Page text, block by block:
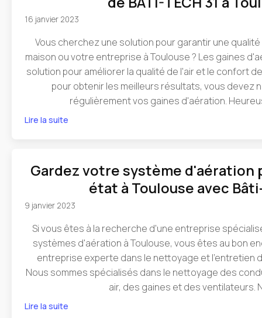
16 janvier 2023
Vous cherchez une solution pour garantir une
maison ou votre entreprise à Toulouse ? Les gaines
solution pour améliorer la qualité de l'air et le confort
pour obtenir les meilleurs résultats, vous devez
régulièrement vos gaines d'aération.
Lire la suite
Gardez votre système d'aération
état à Toulouse avec
9 janvier 2023
Si vous êtes à la recherche d'une entreprise
systèmes d'aération à Toulouse, vous êtes au bon
entreprise experte dans le nettoyage et l'entretien
Nous sommes spécialisés dans le nettoyage des
air, des gaines et des ventilateurs.
Lire la suite